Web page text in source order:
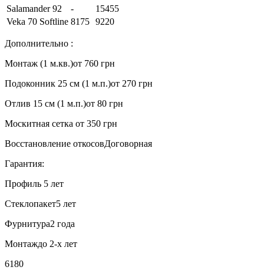
Salamander 92
-
15455
Veka 70 Softline 8175 9220
Дополнительно :
Монтаж (1 м.кв.)от 760 грн
Подоконник 25 см (1 м.п.)от 270 грн
Отлив 15 см (1 м.п.)от 80 грн
Москитная сетка от 350 грн
Восстановление откосовДоговорная
Гарантия:
Профиль 5 лет
Стеклопакет5 лет
Фурнитура2 года
Монтаждо 2-х лет
6180